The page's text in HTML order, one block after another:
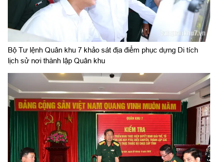
Bộ Tư lệnh Quân khu 7 khảo sát địa điểm phục dựng Di tích
lịch sử nơi thành lập Quân khu